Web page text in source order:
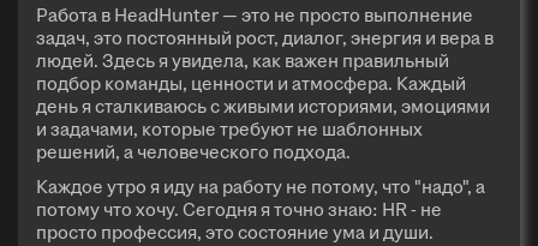
Работа в HeadHunter — это не просто выполнение
задач, это постоянный рост, диалог, энергия и вера в
людей. Здесь я увидела, как важен правильный
подбор команды, ценности и атмосфера. Каждый
день я сталкиваюсь с живыми историями, эмоциями
и задачами, которые требуют не шаблонных
решений, а человеческого подхода.
Каждое утро я иду на работу не потому, что "надо", а
потому что хочу. Сегодня я точно знаю: HR - не
просто профессия, это состояние ума и души.